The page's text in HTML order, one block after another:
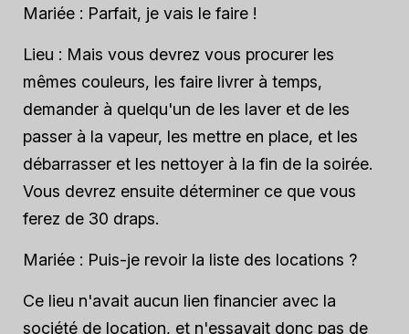
Mariée : Parfait, je vais le faire !
Lieu : Mais vous devrez vous procurer les
mêmes couleurs, les faire livrer à temps,
demander à quelqu'un de les laver et de les
passer à la vapeur, les mettre en place, et les
débarrasser et les nettoyer à la fin de la soirée.
Vous devrez ensuite déterminer ce que vous
ferez de 30 draps.
Mariée : Puis-je revoir la liste des locations ?
Ce lieu n'avait aucun lien financier avec la
société de location, et n'essayait donc pas de